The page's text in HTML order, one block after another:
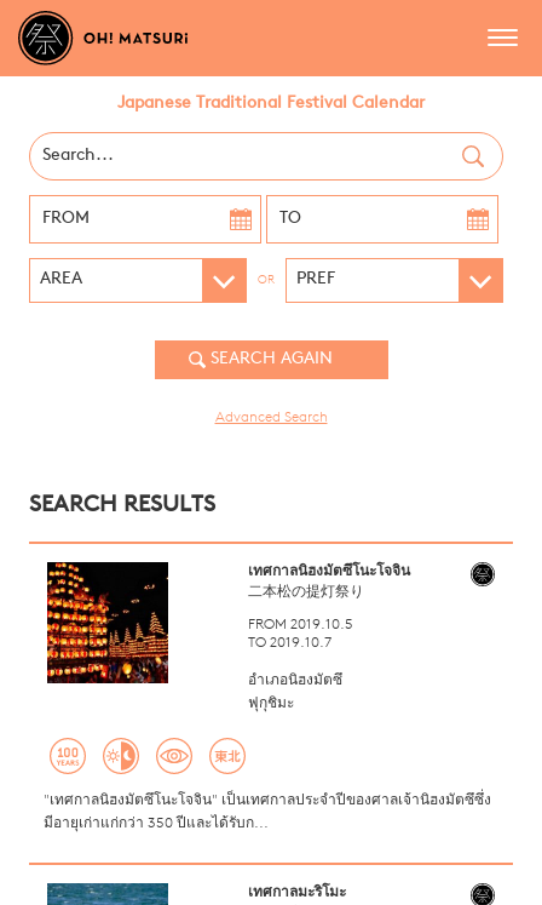
Japanese Traditional Festival Calendar
OR
Advanced Search
SEARCH RESULTS
เทศกาลนิฮงมัตซึโนะโจจิน
二本松の提灯祭り
FROM 2019.10.5
TO 2019.10.7
อำเภอนิฮงมัตซึ
ฟุกุชิมะ
"เทศกาลนิฮงมัตซึโนะโจจิน" เป็นเทศกาลประจำปีของศาลเจ้านิฮงมัตซึซึ่ง
มีอายุเก่าแก่กว่า 350 ปีและได้รับก...
เทศกาลมะริโมะ